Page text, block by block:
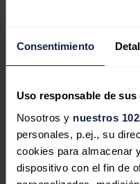
Consentimiento
Uso responsable de sus
Nosotros y nuestros
personales, p.ej., su
cookies para almacenar
dispositivo con el fin de
transporte y
El Gobierno
para una
Pobreza
También vincular la
de facturas a cualquier tipo